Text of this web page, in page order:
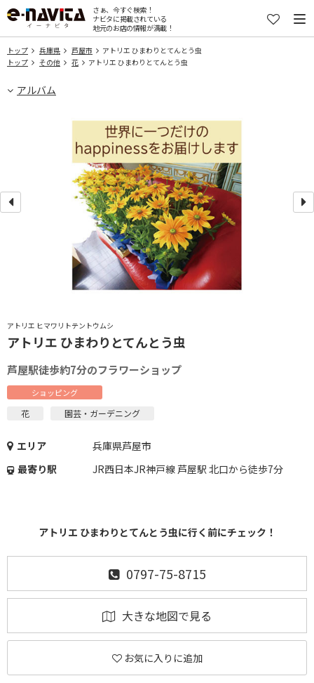
さぁ、今すぐ検索！
ナビタに掲載されている
地元のお店の情報が満載！
トップ 兵庫県 芦屋市
アトリエ ひまわりとてんとう虫
トップ
その他 花 アトリエ ひまわりとてんとう虫
アルバム
アトリエ ヒマワリトテントウムシ
アトリエ ひまわりとてんとう虫
芦屋駅徒歩約7分のフラワーショップ
ショッピング
花 園芸・ガーデニング
エリア
兵庫県芦屋市
最寄り駅
JR西日本JR神戸線 芦屋駅 北口から徒歩7分
アトリエ ひまわりとてんとう虫に行く前にチェック！
0797-75-8715
大きな地図で見る
お気に入りに追加